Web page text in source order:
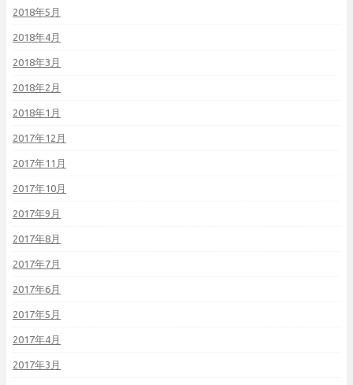
2018年5月
2018年4月
2018年3月
2018年2月
2018年1月
2017年12月
2017年11月
2017年10月
2017年9月
2017年8月
2017年7月
2017年6月
2017年5月
2017年4月
2017年3月